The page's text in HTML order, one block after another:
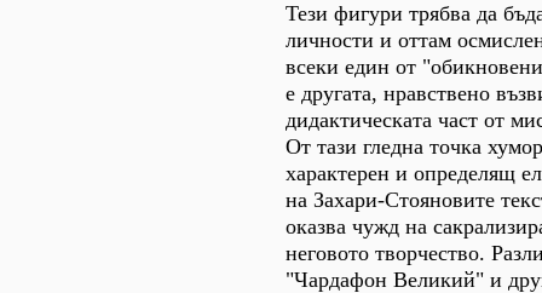
Тези фигури трябва да
личности и оттам
всеки един от
е другата, нравствено
дидактическата част от
От тази гледна точка
характерен и определящ
на Захари-Стояновите
оказва чужд на
неговото творчество.
"Чардафон Великий" и